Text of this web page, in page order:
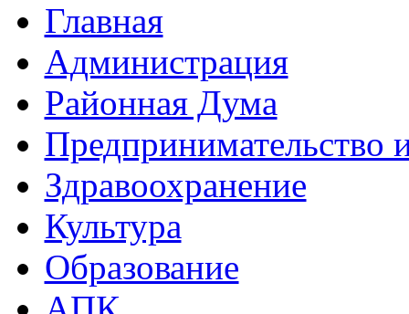
Главная
Администрация
Районная Дума
Предпринимательство
Здравоохранение
Культура
Образование